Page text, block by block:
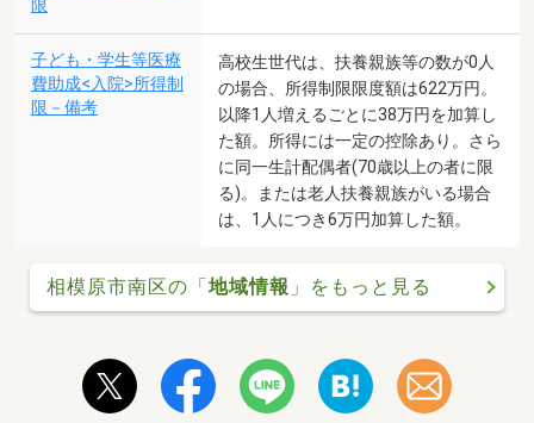
限
子ども・学生等医療
費助成<入院>所得制
限－備考
高校生世代は、扶養親族等の数が0人
の場合、所得制限限度額は622万円。
以降1人増えるごとに38万円を加算し
た額。所得には一定の控除あり。さら
に同一生計配偶者(70歳以上の者に限
る)。または老人扶養親族がいる場合
は、1人につき6万円加算した額。
相模原市南区の「地域情報 」をもっと見る